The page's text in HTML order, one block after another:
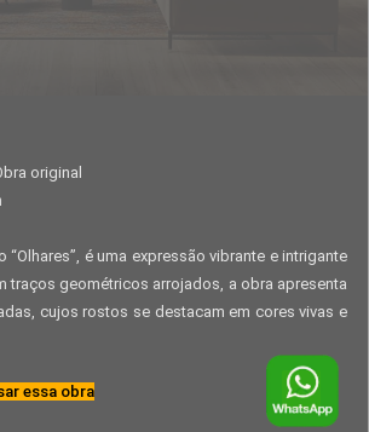
original
“Olhares”, é uma expressão vibrante e intrigante
traços geométricos arrojados, a obra apresenta
cujos rostos se destacam em cores vivas e
essa obra